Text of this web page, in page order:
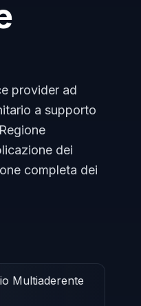
provider ad
a supporto
dei
completa dei
Multiaderente